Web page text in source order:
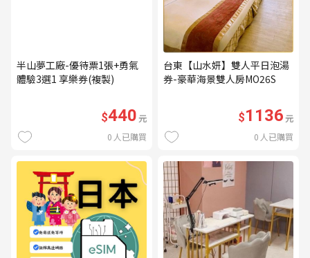
半山夢工廠-優待票1張+勇氣
體驗3選1 享樂券(複製)
$440元
0 人已購買
台東【山水妍】雙人平日泡湯
券-豪華海景雙人房MO26S
$1136元
0 人已購買